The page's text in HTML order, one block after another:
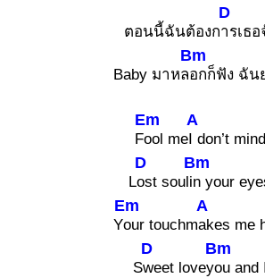
ตอนนี้ฉันต้องก
D
ารเธอ
Baby มาหล
Bm
อกก็ฟัง ฉัน
F
Em
ool me
A
I don’t mind
L
D
ost souli
Bm
n your
Y
Em
our touchm
A
akes me
S
D
weet lovey
Bm
ou and